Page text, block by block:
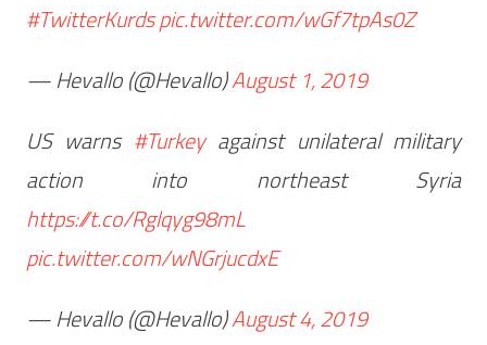
#TwitterKurdspic.twitter.com/wGf7tpAs0Z
— Hevallo (@Hevallo)August 1, 2019
US warns #Turkeyagainst unilateral military
action into northeast Syria
https://t.co/Rglqyg98mL
pic.twitter.com/wNGrjucdxE
— Hevallo (@Hevallo)August 4, 2019